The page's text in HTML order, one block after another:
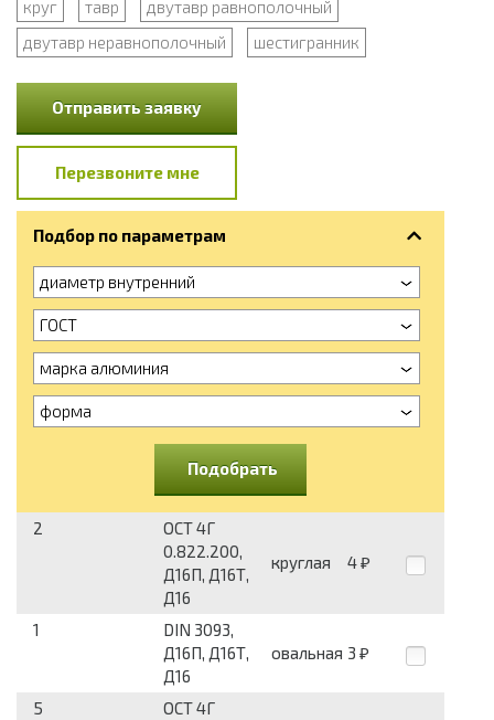
круг
тавр
двутавр равнополочный
двутавр неравнополочный
шестигранник
Отправить заявку
Перезвоните мне
Подбор по параметрам
диаметр внутренний
ГОСТ
марка алюминия
форма
Подобрать
2
ОСТ 4Г
0.822.200,
Д16П, Д16Т,
Д16
круглая 4 ₽
1
DIN 3093,
Д16П, Д16Т,
Д16
овальная 3 ₽
5
ОСТ 4Г